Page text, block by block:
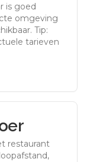
is goed
omgeving
Tip:
tarieven
restaurant